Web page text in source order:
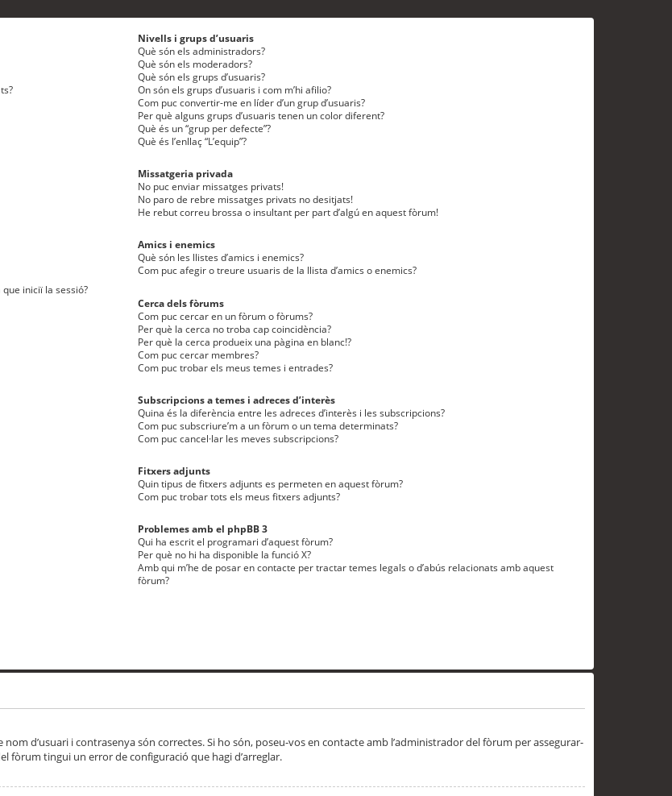
iniciï la sessió?
Nivells i grups d’usuaris
Què són els administradors?
Què són els moderadors?
Què són els grups d’usuaris?
On són els grups d’usuaris i com m’hi afilio?
Com puc convertir-me en líder d’un grup d’usuaris?
Per què alguns grups d’usuaris tenen un color diferent?
Què és un “grup per defecte”?
Què és l’enllaç “L’equip”?
Missatgeria privada
No puc enviar missatges privats!
No paro de rebre missatges privats no desitjats!
He rebut correu brossa o insultant per part d’algú en aquest fòrum!
Amics i enemics
Què són les llistes d’amics i enemics?
Com puc afegir o treure usuaris de la llista d’amics o enemics?
Cerca dels fòrums
Com puc cercar en un fòrum o fòrums?
Per què la cerca no troba cap coincidència?
Per què la cerca produeix una pàgina en blanc!?
Com puc cercar membres?
Com puc trobar els meus temes i entrades?
Subscripcions a temes i adreces d’interès
Quina és la diferència entre les adreces d’interès i les subscripcions?
Com puc subscriure’m a un fòrum o un tema determinats?
Com puc cancel·lar les meves subscripcions?
Fitxers adjunts
Quin tipus de fitxers adjunts es permeten en aquest fòrum?
Com puc trobar tots els meus fitxers adjunts?
Problemes amb el phpBB 3
Qui ha escrit el programari d’aquest fòrum?
Per què no hi ha disponible la funció X?
Amb qui m’he de posar en contacte per tractar temes legals o d’abús relacionats amb aquest
fòrum?
d’usuari i contrasenya són correctes. Si ho són, poseu-vos en contacte amb l’administrador del fòrum per assegurar-
fòrum tingui un error de configuració que hagi d’arreglar.